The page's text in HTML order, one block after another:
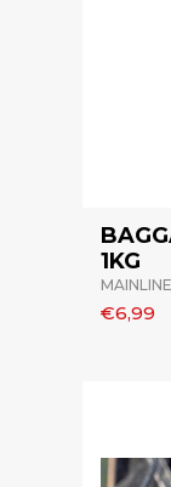
1KG
MAINLINE
€6,99